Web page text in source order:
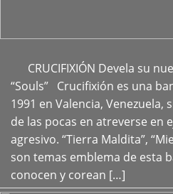
CRUCIFIXIÓN Devela su
“Souls” Crucifixión es una
1991 en Valencia, Venezuela,
de las pocas en atreverse en
agresivo. “Tierra Maldita”,
son temas emblema de esta
conocen y corean […]